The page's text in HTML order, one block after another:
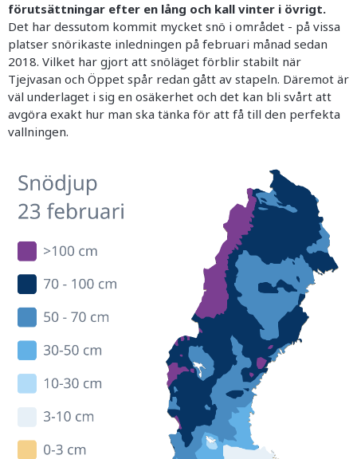
förutsättningar efter en lång och kall vinter i övrigt.
Det har dessutom kommit mycket snö i området - på vissa
platser snörikaste inledningen på februari månad sedan
2018. Vilket har gjort att snöläget förblir stabilt när
Tjejvasan och Öppet spår redan gått av stapeln. Däremot är
väl underlaget i sig en osäkerhet och det kan bli svårt att
avgöra exakt hur man ska tänka för att få till den perfekta
vallningen.